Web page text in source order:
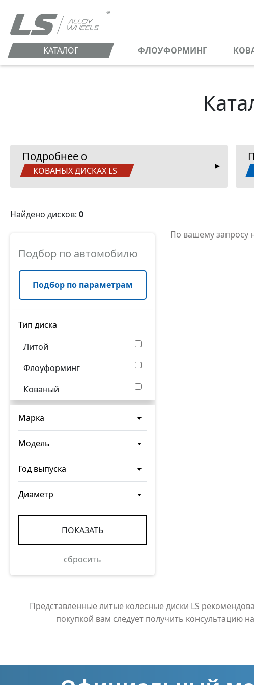
КАТАЛОГ ФЛОУФОРМИНГ
Подробнее о
КОВАНЫХ ДИСКАХ LS
Найдено дисков: 0
Подбор по автомобилю
Подбор по параметрам
Тип диска
Литой
Флоуформинг
Кованый
Марка
Модель
Год выпуска
Диаметр
ПОКАЗАТЬ
сбросить
По вашему запросу
Представленные литые колесные диски LS
покупкой вам следует получить консультацию